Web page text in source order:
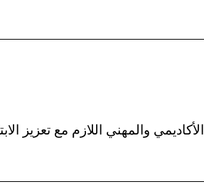
والمهني اللازم مع تعزيز